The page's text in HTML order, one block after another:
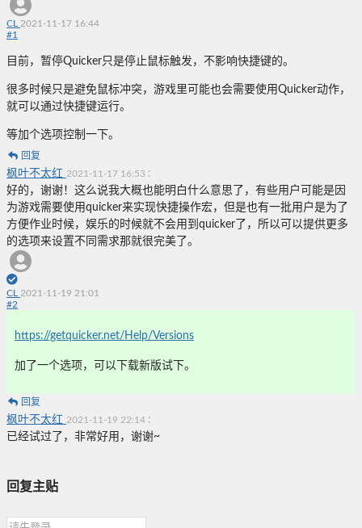
CL 2021-11-17 16:44
#1
目前，暂停Quicker只是停止鼠标触发，不影响快捷键的。
很多时候只是避免鼠标冲突，游戏里可能也会需要使用Quicker动作，
就可以通过快捷键运行。
等加个选项控制一下。
回复
枫叶不太红 2021-11-17 16:53 :
好的，谢谢！这么说我大概也能明白什么意思了，有些用户可能是因
为游戏需要使用quicker来实现快捷操作宏，但是也有一批用户是为了
方便作业时候，娱乐的时候就不会用到quicker了，所以可以提供更多
的选项来设置不同需求那就很完美了。
CL 2021-11-19 21:01
#2
https://getquicker.net/Help/Versions
加了一个选项，可以下载新版试下。
回复
枫叶不太红 2021-11-19 22:14 :
已经试过了，非常好用，谢谢~
回复主贴